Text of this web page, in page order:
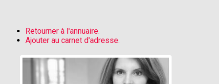
Retourner à l'annuaire.
Ajouter au carnet d'adresse.